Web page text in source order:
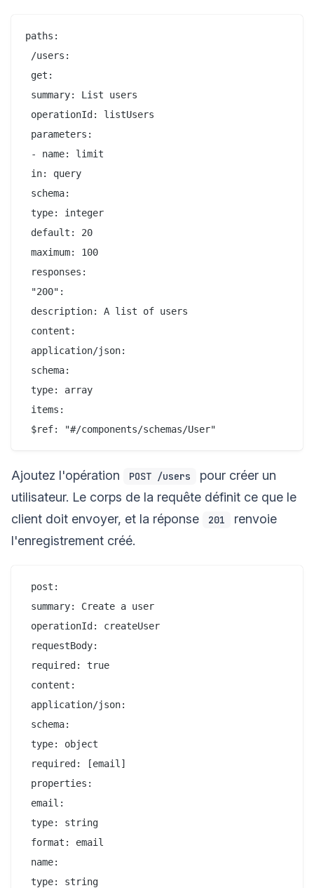
paths:
/users:
get:
summary: List users
operationId: listUsers
parameters:
- name: limit
in: query
schema:
type: integer
default: 20
maximum: 100
responses:
"200":
description: A list of users
content:
application/json:
schema:
type: array
items:
Ajoutez l'opération POST /users
pour créer un
utilisateur. Le corps de la requête définit ce que le
client doit envoyer, et la réponse
201
renvoie
l'enregistrement créé.
post:
summary: Create a user
operationId: createUser
requestBody:
required: true
content:
application/json:
schema:
type: object
required: [email]
properties:
email:
type: string
format: email
name:
type: string